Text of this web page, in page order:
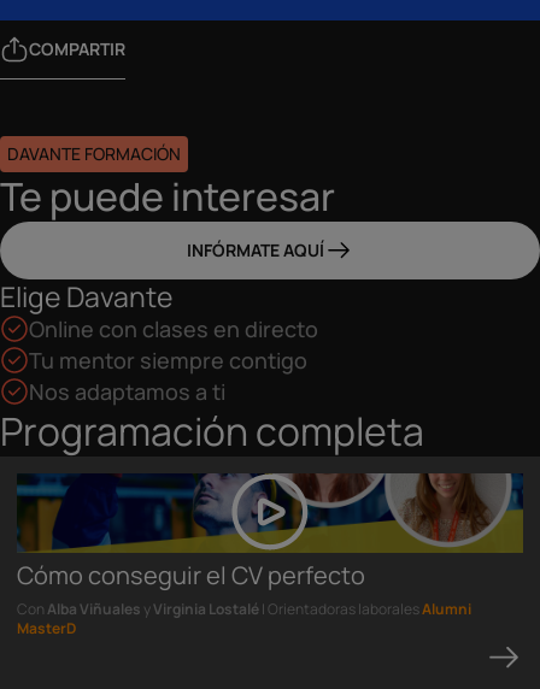
COMPARTIR
DAVANTE FORMACIÓN
Te puede interesar
INFÓRMATE AQUÍ
Elige Davante
Online con clases en directo
Tu mentor siempre contigo
Nos adaptamos a ti
Programación completa
Cómo conseguir el CV perfecto
ConAlba Viñuales yVirginia Lostalé| Orientadoras laboralesAlumni
MasterD